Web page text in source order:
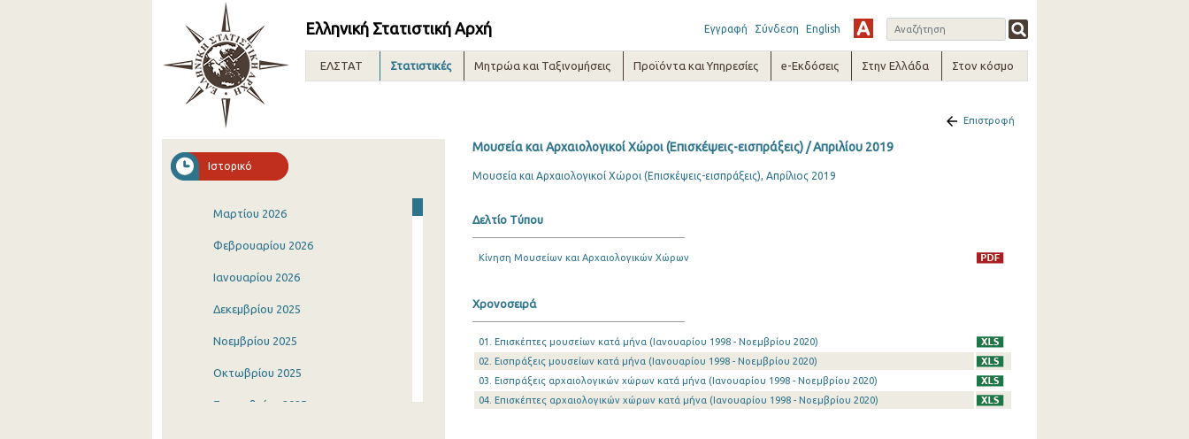
Ελληνική Στατιστική Αρχή Εγγραφή Σύνδεση English
ΕΛΣΤΑΤ Στατιστικές Μητρώα και Ταξινομήσεις Προϊόντα και Υπηρεσίες e-Εκδόσεις Στην Ελλάδα Στον κόσμο
Ιστορικό
Μαρτίου 2026
Φεβρουαρίου 2026
Ιανουαρίου 2026
Δεκεμβρίου 2025
Νοεμβρίου 2025
Οκτωβρίου 2025
Σεπτεμβρίου 2025
Επιστροφή
Μουσεία και Αρχαιολογικοί Χώροι (Επισκέψεις-εισπράξεις) / Απριλίου 2019
Μουσεία και Αρχαιολογικοί Χώροι (Επισκέψεις-εισπράξεις), Απρίλιος 2019
Δελτίο Τύπου
Κίνηση Μουσείων και Αρχαιολογικών Χώρων
Χρονοσειρά
01. Επισκέπτες μουσείων κατά μήνα (Ιανουαρίου 1998 - Νοεμβρίου 2020)
02. Εισπράξεις μουσείων κατά μήνα (Ιανουαρίου 1998 - Νοεμβρίου 2020)
03. Εισπράξεις αρχαιολογικών χώρων κατά μήνα (Ιανουαρίου 1998 - Νοεμβρίου 2020)
04. Επισκέπτες αρχαιολογικών χώρων κατά μήνα (Ιανουαρίου 1998 - Νοεμβρίου 2020)